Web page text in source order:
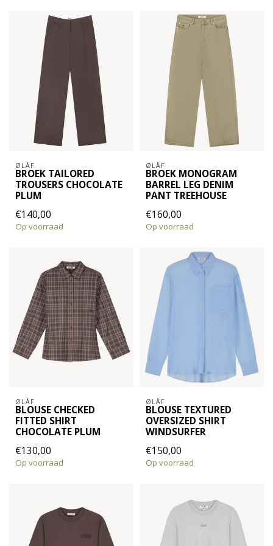
ØLÅF
BROEK TAILORED
TROUSERS CHOCOLATE
PLUM
€140,00
Op voorraad
ØLÅF
BROEK MONOGRAM
BARREL LEG DENIM
PANT TREEHOUSE
€160,00
Op voorraad
ØLÅF
BLOUSE CHECKED
FITTED SHIRT
CHOCOLATE PLUM
€130,00
Op voorraad
ØLÅF
BLOUSE TEXTURED
OVERSIZED SHIRT
WINDSURFER
€150,00
Op voorraad